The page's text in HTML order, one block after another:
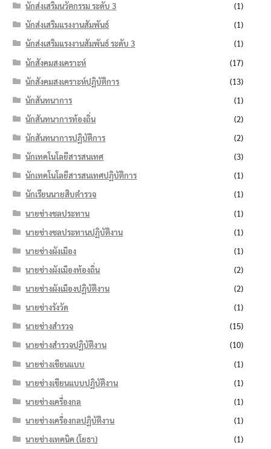
นักส่งเสริมนวัตกรรม ระดับ 3
(1)
นักส่งเสริมแรงงานสัมพันธ์
(1)
นักส่งเสริมแรงงานสัมพันธ์ ระดับ 3
(1)
นักสังคมสงเคราะห์
(17)
นักสังคมสงเคราะห์ปฏิบัติการ
(13)
นักสันทนาการ
(1)
นักสันทนาการท้องถิ่น
(2)
นักสันทนาการปฏิบัติการ
(2)
นักเทคโนโลยีสารสนเทศ
(3)
นักเทคโนโลยีสารสนเทศปฏิบัติการ
(1)
นักเรียนนายสิบตำรวจ
(1)
นายช่างชลประทาน
(1)
นายช่างชลประทานปฏิบัติงาน
(1)
นายช่างผังเมือง
(1)
นายช่างผังเมืองท้องถิ่น
(2)
นายช่างผังเมืองปฏิบัติงาน
(2)
นายช่างรังวัด
(1)
นายช่างสำรวจ
(15)
นายช่างสำรวจปฏิบัติงาน
(10)
นายช่างเขียนแบบ
(1)
นายช่างเขียนแบบปฏิบัติงาน
(1)
นายช่างเครื่องกล
(1)
นายช่างเครื่องกลปฏิบัติงาน
(1)
นายช่างเทคนิค (โยธา)
(1)